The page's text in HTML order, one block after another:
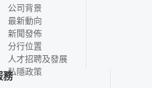
公司背景
最新動向
新聞發佈
分行位置
人才招聘及發展
私隱政策
務